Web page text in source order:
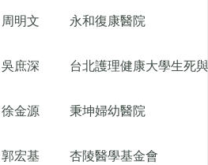
周明文 永和復康醫院
吳庶深 台北護理健康大學生死
徐金源 秉坤婦幼醫院
郭宏基 杏陵醫學基金會